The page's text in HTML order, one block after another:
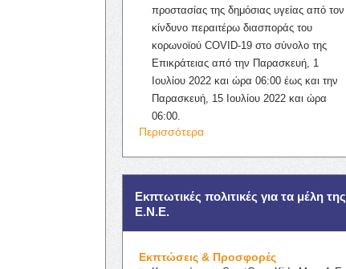
προστασίας της δημόσιας υγείας από τον
κίνδυνο περαιτέρω διασποράς του
κορωνοϊού COVID-19 στο σύνολο της
Επικράτειας από την Παρασκευή, 1
Ιουλίου 2022 και ώρα 06:00 έως και την
Παρασκευή, 15 Ιουλίου 2022 και ώρα
06:00.
Περισσότερα
Εκπτωτικές πολιτικές για τα μέλη της
Ε.Ν.Ε.
Εκπτώσεις & Προσφορές